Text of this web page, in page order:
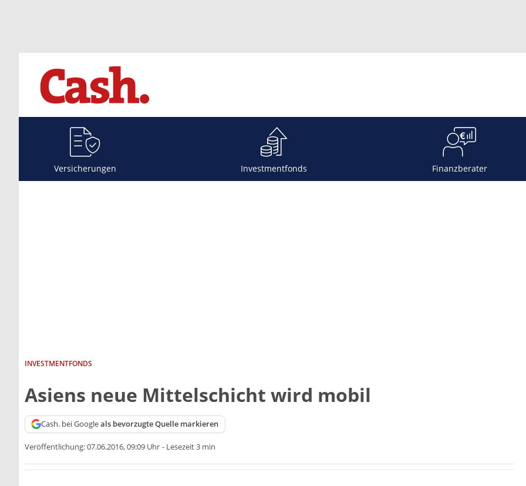
Versicherungen Investmentfonds Finanzberater
INVESTMENTFONDS
Asiens neue Mittelschicht wird mobil
Cash. bei Googleals bevorzugte Quelle markieren
Veröffentlichung:07.06.2016, 09:09 Uhr - Lesezeit 3 min